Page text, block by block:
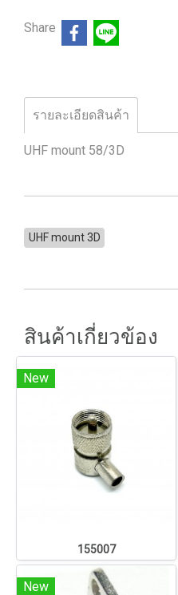
Share
รายละเอียดสินค้า
UHF mount 58/3D
UHF mount 3D
สินค้าเกี่ยวข้อง
New
155007
New